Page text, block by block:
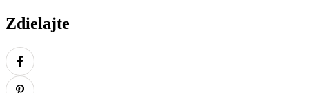
Zdielajte